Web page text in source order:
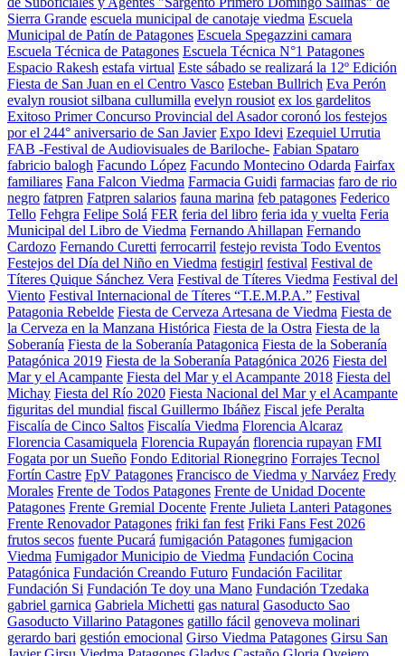
Sierra Grande escuela municipal de canotaje viedma Escuela
Municipal de Patín de Patagones Escuela Spegazzini camara
Escuela Técnica de Patagones Escuela Técnica N°1 Patagones
Espacio Rakesh estafa virtual Este sábado se realizará la 12º Edición
Fiesta de San Juan en el Centro Vasco Esteban Bullrich Eva Perón
evalyn rousiot silbana cullumilla evelyn rousiot ex los gardelitos
Exitoso Primer Concurso Provincial del Asador coronó los festejos
por el 244° aniversario de San Javier Expo Idevi Ezequiel Urrutia
FAB -Festival de Audiovisuales de Bariloche- Fabian Spataro
fabricio balogh Facundo López Facundo Montecino Odarda Fairfax
familiares Fana Falcon Viedma Farmacia Guidi farmacias faro de rio
negro fatpren Fatpren salarios fauna marina feb patagones Federico
Tello Fehgra Felipe Solá FER feria del libro feria ida y vuelta Feria
Municipal del Libro de Viedma Fernando Ahillapan Fernando
Cardozo Fernando Curetti ferrocarril festejo revista Todo Eventos
Festejos del Día del Niño en Viedma festigirl festival Festival de
Títeres Quique Sánchez Vera Festival de Títeres Viedma Festival del
Viento Festival Internacional de Títeres “T.E.M.P.A.” Festival
Patagonia Rebelde Fiesta de Cerveza Artesana de Viedma Fiesta de
la Cerveza en la Manzana Histórica Fiesta de la Ostra Fiesta de la
Soberanía Fiesta de la Soberanía Patagonica Fiesta de la Soberanía
Patagónica 2019 Fiesta de la Soberanía Patagónica 2026 Fiesta del
Mar y el Acampante Fiesta del Mar y el Acampante 2018 Fiesta del
Michay Fiesta del Río 2020 Fiesta Nacional del Mar y el Acampante
figuritas del mundial fiscal Guillermo Ibáñez Fiscal jefe Peralta
Fiscalía de Cinco Saltos Fiscalía Viedma Florencia Alcaraz
Florencia Casamiquela Florencia Rupayán florencia rupayan FMI
Fogata por un Sueño Fondo Editorial Rionegrino Forrajes Tecnol
Fortín Castre FpV Patagones Francisco de Viedma y Narváez Fredy
Morales Frente de Todos Patagones Frente de Unidad Docente
Patagones Frente Gremial Docente Frente Julieta Lanteri Patagones
Frente Renovador Patagones friki fan fest Friki Fans Fest 2026
frutos secos fuente Pucará fumigación Patagones fumigacion
Viedma Fumigador Municipio de Viedma Fundación Cocina
Patagónica Fundación Creando Futuro Fundación Facilitar
Fundación Si Fundación Te doy una Mano Fundación Tzedaka
gabriel garnica Gabriela Michetti gas natural Gasoducto Sao
Gasoducto Villarino Patagones gatillo fácil genoveva molinari
gerardo bari gestión emocional Girso Viedma Patagones Girsu San